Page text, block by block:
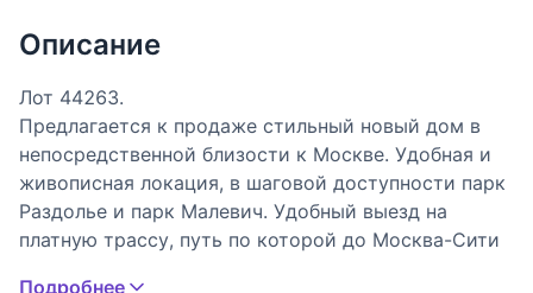
Описание
Лот 44263.
Предлагается к продаже стильный новый дом в
непосредственной близости к Москве. Удобная и
живописная локация, в шаговой доступности парк
Раздолье и парк Малевич. Удобный выезд на
платную трассу, путь по которой до Москва-Сити
Подробнее